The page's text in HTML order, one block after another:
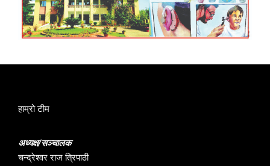
हाम्रो टीम
अध्यक्ष/सञ्चालक
चन्द्रेश्वर राज त्रिपाठी